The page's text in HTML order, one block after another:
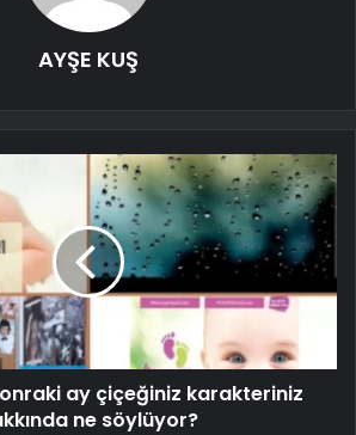
AYŞE KUŞ
ay çiçeğiniz karakteriniz
ne söylüyor?